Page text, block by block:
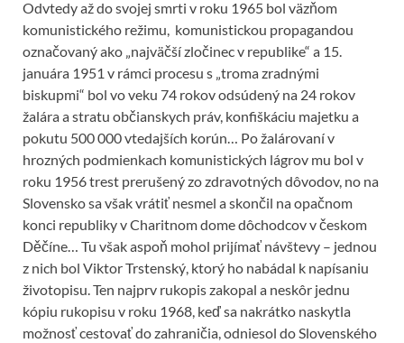
Odvtedy až do svojej smrti v roku 1965 bol väzňom
komunistického režimu, komunistickou propagandou
označovaný ako „najväčší zločinec v republike“ a 15.
januára 1951 v rámci procesu s „troma zradnými
biskupmi“ bol vo veku 74 rokov odsúdený na 24 rokov
žalára a stratu občianskych práv, konfiškáciu majetku a
pokutu 500 000 vtedajších korún… Po žalárovaní v
hrozných podmienkach komunistických lágrov mu bol v
roku 1956 trest prerušený zo zdravotných dôvodov, no na
Slovensko sa však vrátiť nesmel a skončil na opačnom
konci republiky v Charitnom dome dôchodcov v českom
Děčíne… Tu však aspoň mohol prijímať návštevy – jednou
z nich bol Viktor Trstenský, ktorý ho nabádal k napísaniu
životopisu. Ten najprv rukopis zakopal a neskôr jednu
kópiu rukopisu v roku 1968, keď sa nakrátko naskytla
možnosť cestovať do zahraničia, odniesol do Slovenského